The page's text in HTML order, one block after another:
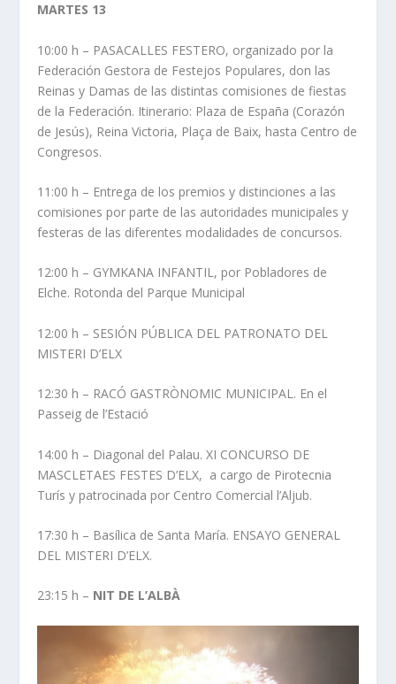
MARTES 13
10:00 h – PASACALLES FESTERO, organizado por la
Federación Gestora de Festejos Populares, don las
Reinas y Damas de las distintas comisiones de fiestas
de la Federación. Itinerario: Plaza de España (Corazón
de Jesús), Reina Victoria, Plaça de Baix, hasta Centro de
Congresos.
11:00 h – Entrega de los premios y distinciones a las
comisiones por parte de las autoridades municipales y
festeras de las diferentes modalidades de concursos.
12:00 h – GYMKANA INFANTIL, por Pobladores de
Elche. Rotonda del Parque Municipal
12:00 h – SESIÓN PÚBLICA DEL PATRONATO DEL
MISTERI D’ELX
12:30 h – RACÓ GASTRÒNOMIC MUNICIPAL. En el
Passeig de l’Estació
14:00 h – Diagonal del Palau. XI CONCURSO DE
MASCLETAES FESTES D’ELX, a cargo de Pirotecnia
Turís y patrocinada por Centro Comercial l’Aljub.
17:30 h – Basílica de Santa María. ENSAYO GENERAL
DEL MISTERI D’ELX.
23:15 h – NIT DE L’ALBÀ